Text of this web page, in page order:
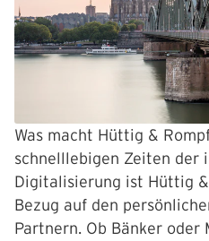
Was macht Hüttig &
schnelllebigen Zeiten der
Digitalisierung ist Hüttig
Bezug auf den
Partnern. Ob Bänker oder